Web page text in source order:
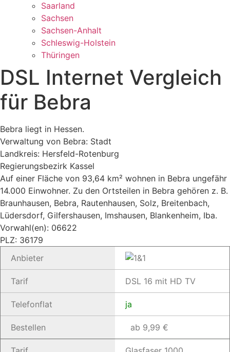
Saarland
Sachsen
Sachsen-Anhalt
Schleswig-Holstein
Thüringen
DSL Internet Vergleich
für Bebra
Bebra liegt in Hessen.
Verwaltung von Bebra: Stadt
Landkreis: Hersfeld-Rotenburg
Regierungsbezirk Kassel
Auf einer Fläche von 93,64 km² wohnen in Bebra ungefähr
14.000 Einwohner. Zu den Ortsteilen in Bebra gehören z. B.
Braunhausen, Bebra, Rautenhausen, Solz, Breitenbach,
Lüdersdorf, Gilfershausen, Imshausen, Blankenheim, Iba.
Vorwahl(en): 06622
PLZ: 36179
Anbieter
Tarif DSL 16 mit HD TV
Telefonflat ja
Bestellen ab 9,99 €